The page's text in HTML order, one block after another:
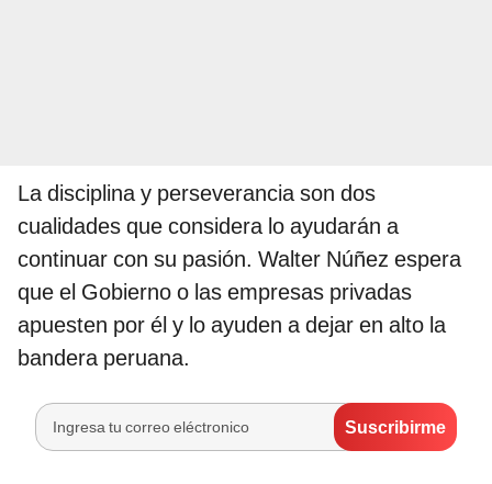
La disciplina y perseverancia son dos
cualidades que considera lo ayudarán a
continuar con su pasión. Walter Núñez espera
que el Gobierno o las empresas privadas
apuesten por él y lo ayuden a dejar en alto la
bandera peruana.